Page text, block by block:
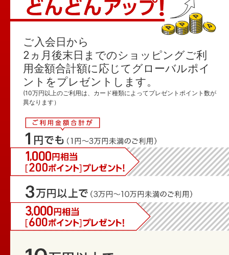
ご入会日から
2ヵ月後末日までのショッピングご利
用金額合計額に応じて グローバルポイ
ントをプレゼントします。
(10万円以上のご利用は、カード種類によってプレゼントポイント数が
異なります）